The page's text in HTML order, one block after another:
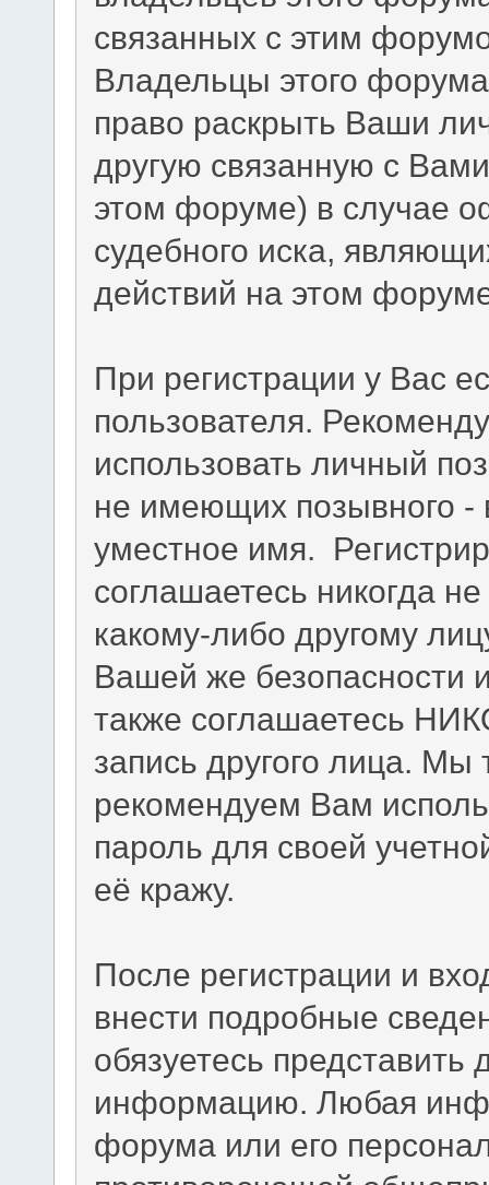
связанных с этим
Владельцы этого
право раскрыть Ваши
другую связанную с
этом форуме) в случае
судебного иска,
действий на этом
При регистрации у Вас
пользователя.
использовать личный
не имеющих позывного
уместное имя.
соглашаетесь никогда
какому-либо другому
Вашей же безопасности
также соглашаетесь
запись другого лица.
рекомендуем Вам
пароль для своей
её кражу.
После регистрации и
внести подробные
обязуетесь
информацию. Любая
форума или его